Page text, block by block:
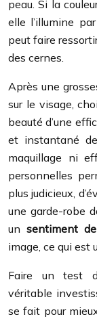
peau. Si la
elle l’illumine
peut faire
des cernes.
Après une
sur le visage,
beauté d’une
et instantané
maquillage ni
personnelles
plus judicieux,
une garde-robe
un sentiment
image, ce qui est
Faire un test
véritable
se fait pour